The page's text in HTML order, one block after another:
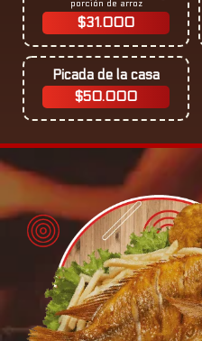
porción de arroz​
$31.000
Picada de la casa
$50.000